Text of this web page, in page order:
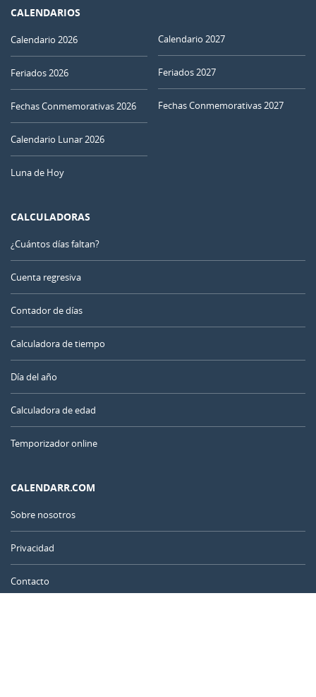
CALENDARIOS
Calendario 2026
Feriados 2026
Fechas Conmemorativas 2026
Calendario Lunar 2026
Luna de Hoy
Calendario 2027
Feriados 2027
Fechas Conmemorativas 2027
CALCULADORAS
¿Cuántos días faltan?
Cuenta regresiva
Contador de días
Calculadora de tiempo
Día del año
Calculadora de edad
Temporizador online
CALENDARR.COM
Sobre nosotros
Privacidad
Contacto